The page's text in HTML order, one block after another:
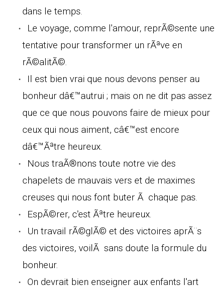
dans le temps.
Le voyage, comme l'amour, reprÃ©sente une
tentative pour transformer un rÃªve en
rÃ©alitÃ©.
Il est bien vrai que nous devons penser au
bonheur dâ€™autrui ; mais on ne dit pas assez
que ce que nous pouvons faire de mieux pour
ceux qui nous aiment, câ€™est encore
dâ€™Ãªtre heureux.
Nous traÃ®nons toute notre vie des
chapelets de mauvais vers et de maximes
creuses qui nous font buter Ã chaque pas.
EspÃ©rer, c'est Ãªtre heureux.
Un travail rÃ©glÃ© et des victoires aprÃ¨s
des victoires, voilÃ sans doute la formule du
bonheur.
On devrait bien enseigner aux enfants l'art